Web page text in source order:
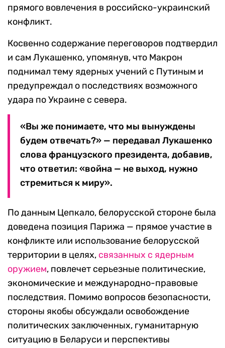
прямого вовлечения в российско-украинский
конфликт.
Косвенно содержание переговоров подтвердил
и сам Лукашенко, упомянув, что Макрон
поднимал тему ядерных учений с Путиным и
предупреждал о последствиях возможного
удара по Украине с севера.
«Вы же понимаете, что мы вынуждены
будем отвечать?» — передавал Лукашенко
слова французского президента, добавив,
что ответил: «война — не выход, нужно
стремиться к миру».
По данным Цепкало, белорусской стороне была
доведена позиция Парижа — прямое участие в
конфликте или использование белорусской
территории в целях, связанных с ядерным
оружием, повлечет серьезные политические,
экономические и международно-правовые
последствия. Помимо вопросов безопасности,
стороны якобы обсуждали освобождение
политических заключенных, гуманитарную
ситуацию в Беларуси и перспективы